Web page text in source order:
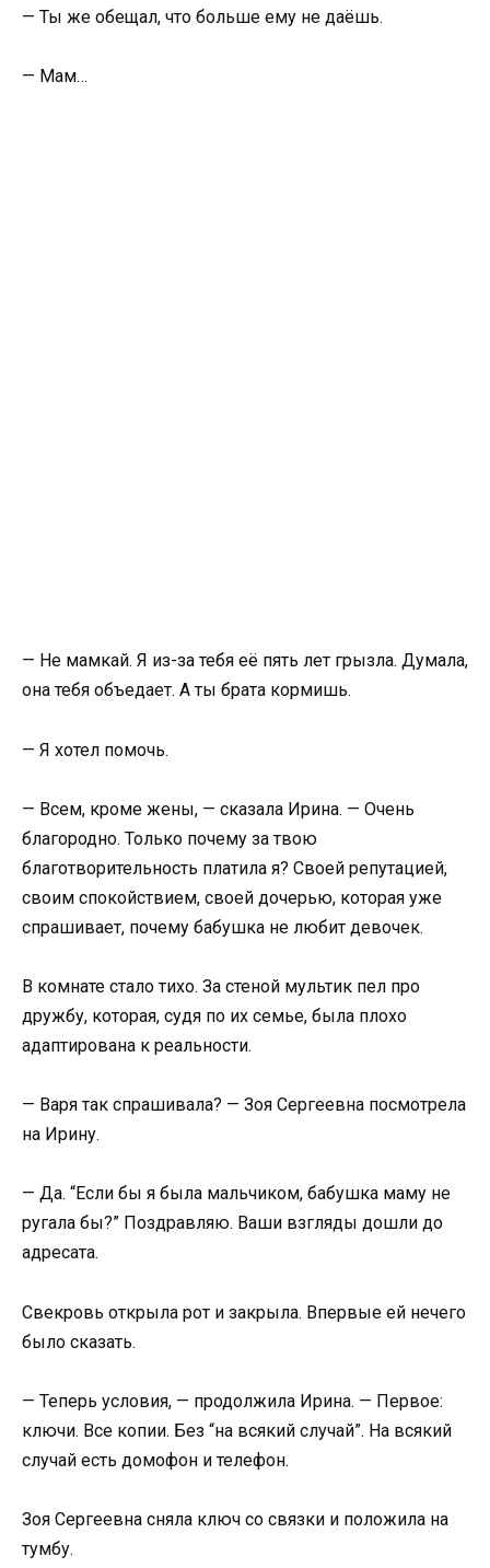
— Ты же обещал, что больше ему не даёшь.
— Мам…
— Не мамкай. Я из-за тебя её пять лет грызла. Думала,
она тебя объедает. А ты брата кормишь.
— Я хотел помочь.
— Всем, кроме жены, — сказала Ирина. — Очень
благородно. Только почему за твою
благотворительность платила я? Своей репутацией,
своим спокойствием, своей дочерью, которая уже
спрашивает, почему бабушка не любит девочек.
В комнате стало тихо. За стеной мультик пел про
дружбу, которая, судя по их семье, была плохо
адаптирована к реальности.
— Варя так спрашивала? — Зоя Сергеевна посмотрела
на Ирину.
— Да. “Если бы я была мальчиком, бабушка маму не
ругала бы?” Поздравляю. Ваши взгляды дошли до
адресата.
Свекровь открыла рот и закрыла. Впервые ей нечего
было сказать.
— Теперь условия, — продолжила Ирина. — Первое:
ключи. Все копии. Без “на всякий случай”. На всякий
случай есть домофон и телефон.
Зоя Сергеевна сняла ключ со связки и положила на
тумбу.